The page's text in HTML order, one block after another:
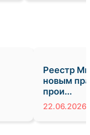
Реестр
новым
прои...
22.06.2026